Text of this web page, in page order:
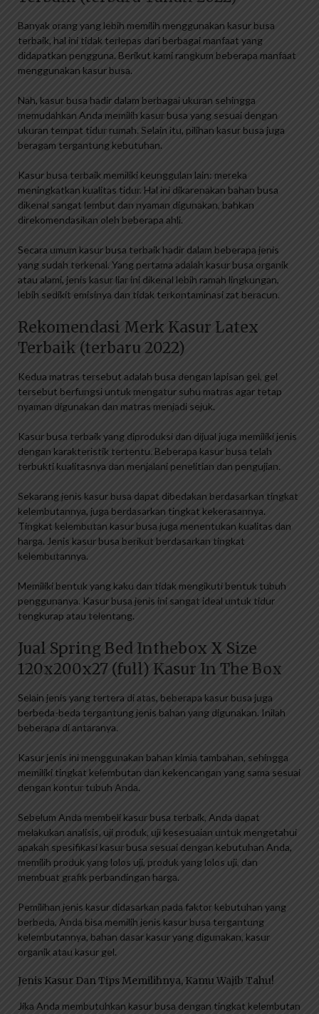
Banyak orang yang lebih memilih menggunakan kasur busa
terbaik, hal ini tidak terlepas dari berbagai manfaat yang
didapatkan pengguna. Berikut kami rangkum beberapa manfaat
menggunakan kasur busa.
Nah, kasur busa hadir dalam berbagai ukuran sehingga
memudahkan Anda memilih kasur busa yang sesuai dengan
ukuran tempat tidur rumah. Selain itu, pilihan kasur busa juga
beragam tergantung kebutuhan.
Kasur busa terbaik memiliki keunggulan lain: mereka
meningkatkan kualitas tidur. Hal ini dikarenakan bahan busa
dikenal sangat lembut dan nyaman digunakan, bahkan
direkomendasikan oleh beberapa ahli.
Secara umum kasur busa terbaik hadir dalam beberapa jenis
yang sudah terkenal. Yang pertama adalah kasur busa organik
atau alami, jenis kasur liar ini dikenal lebih ramah lingkungan,
lebih sedikit emisinya dan tidak terkontaminasi zat beracun.
Rekomendasi Merk Kasur Latex
Terbaik (terbaru 2022)
Kedua matras tersebut adalah busa dengan lapisan gel, gel
tersebut berfungsi untuk mengatur suhu matras agar tetap
nyaman digunakan dan matras menjadi sejuk.
Kasur busa terbaik yang diproduksi dan dijual juga memiliki jenis
dengan karakteristik tertentu. Beberapa kasur busa telah
terbukti kualitasnya dan menjalani penelitian dan pengujian.
Sekarang jenis kasur busa dapat dibedakan berdasarkan tingkat
kelembutannya, juga berdasarkan tingkat kekerasannya.
Tingkat kelembutan kasur busa juga menentukan kualitas dan
harga. Jenis kasur busa berikut berdasarkan tingkat
kelembutannya.
Memiliki bentuk yang kaku dan tidak mengikuti bentuk tubuh
penggunanya. Kasur busa jenis ini sangat ideal untuk tidur
tengkurap atau telentang.
Jual Spring Bed Inthebox X Size
120x200x27 (full) Kasur In The Box
Selain jenis yang tertera di atas, beberapa kasur busa juga
berbeda-beda tergantung jenis bahan yang digunakan. Inilah
beberapa di antaranya.
Kasur jenis ini menggunakan bahan kimia tambahan, sehingga
memiliki tingkat kelembutan dan kekencangan yang sama sesuai
dengan kontur tubuh Anda.
Sebelum Anda membeli kasur busa terbaik, Anda dapat
melakukan analisis, uji produk, uji kesesuaian untuk mengetahui
apakah spesifikasi kasur busa sesuai dengan kebutuhan Anda,
memilih produk yang lolos uji, produk yang lolos uji, dan
membuat grafik perbandingan harga.
Pemilihan jenis kasur didasarkan pada faktor kebutuhan yang
berbeda, Anda bisa memilih jenis kasur busa tergantung
kelembutannya, bahan dasar kasur yang digunakan, kasur
organik atau kasur gel.
Jenis Kasur Dan Tips Memilihnya, Kamu Wajib Tahu!
Jika Anda membutuhkan kasur busa dengan tingkat kelembutan